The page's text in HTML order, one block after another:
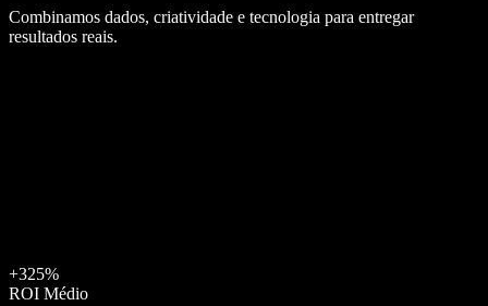
Combinamos dados, criatividade e tecnologia para entregar
resultados reais.
+325%
ROI Médio